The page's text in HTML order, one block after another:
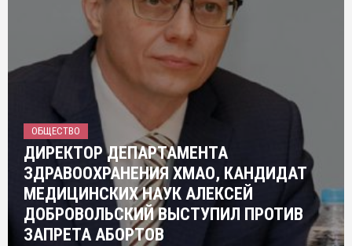
ОБЩЕСТВО
ДИРЕКТОР ДЕПАРТАМЕНТА
ЗДРАВООХРАНЕНИЯ ХМАО, КАНДИДАТ
МЕДИЦИНСКИХ НАУК АЛЕКСЕЙ
ДОБРОВОЛЬСКИЙ ВЫСТУПИЛ ПРОТИВ
ЗАПРЕТА АБОРТОВ